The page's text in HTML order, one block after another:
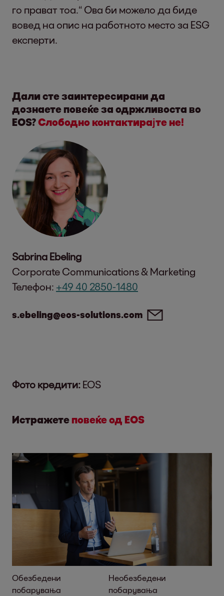
го прават тоа.“ Ова би можело да биде
вовед на опис на работното место за ESG
експерти.
Дали сте заинтересирани да
дознаете повеќе за одржливоста во
EOS?Слободно контактирајте не!
Sabrina Ebeling
Corporate Communications & Marketing
Телефон: +49 40 2850-1480
s.ebeling@eos-solutions.com
Фото кредити: EOS
Истражете повеќе од EOS
Обезбедени
побарувања
Необезбедени
побарувања